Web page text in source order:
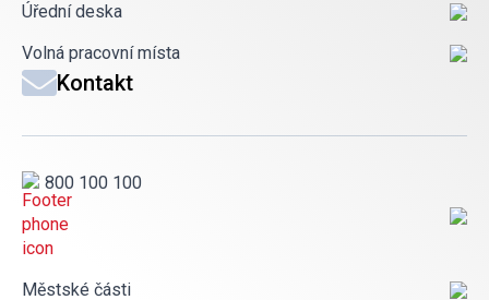
Úřední deska
Volná pracovní místa
Kontakt
800 100 100
Městské části